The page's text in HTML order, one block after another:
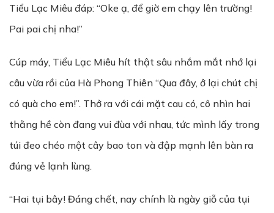
Tiểu Lạc Miêu đáp: “Oke ạ, để giờ em chạy lên trường!
Pai pai chị nha!”
Cúp máy, Tiểu Lạc Miêu hít thật sâu nhắm mắt nhớ lại
câu vừa rồi của Hà Phong Thiên “Qua đây, ở lại chút chị
có quà cho em!”. Thở ra với cái mặt cau có, cô nhìn hai
thằng hề còn đang vui đùa với nhau, tức mình lấy trong
túi đeo chéo một cây bao ton và đập mạnh lên bàn ra
đúng vẻ lạnh lùng.
“Hai tụi bây! Đáng chết, nay chính là ngày giỗ của tụi